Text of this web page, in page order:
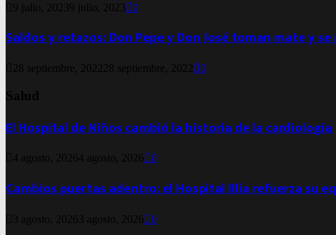
9 julio, 20239 julio, 2023 0
Saldos y retazos: Don Pepe y Don José toman mate y
28 septiembre, 2022 28 septiembre, 2022 0
Salud
El Hospital de Niños cambió la historia de la
4 agosto, 20264 agosto, 2026 0
Cambios puertas adentro: el Hospital Illia refuerza su
3 agosto, 2026 3 agosto, 2026 0